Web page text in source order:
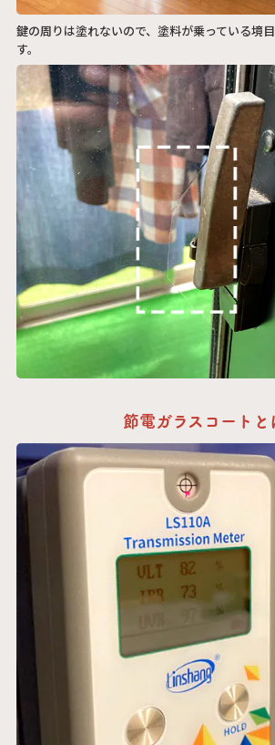
鍵の周りは塗れないので、塗料が乗っている境
す。
節電ガラスコートと